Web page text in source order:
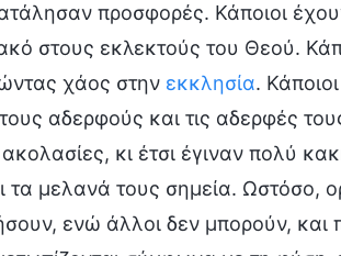
προσφορές. Κάποιοι
στους εκλεκτούς του Θεού.
χάος στην εκκλησία.
αδερφούς και τις αδερφές
κι έτσι έγιναν πολύ
τα μελανά τους σημεία. Ωστόσο,
ενώ άλλοι δεν μπορούν, και